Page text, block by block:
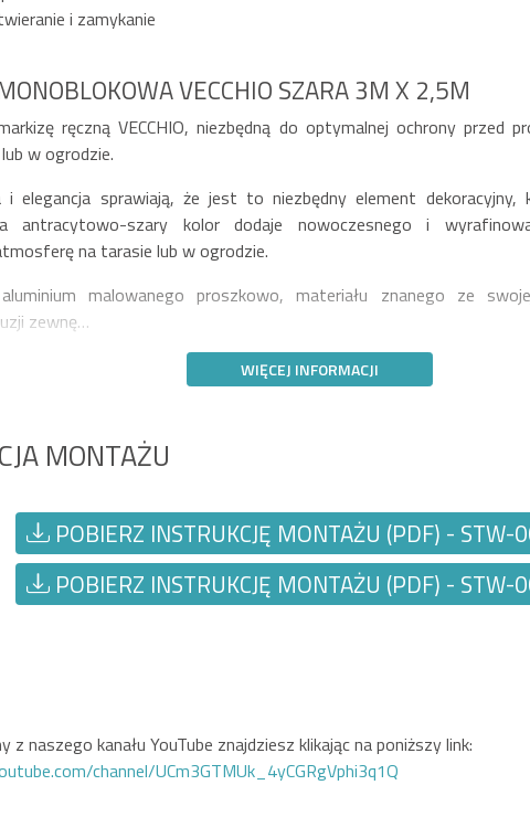
i zamykanie
VECCHIO SZARA 3M X 2,5M
ręczną VECCHIO, niezbędną do optymalnej ochrony przed
w ogrodzie.
elegancja sprawiają, że jest to niezbędny element dekoracyjny,
antracytowo-szary kolor dodaje nowoczesnego i
na tarasie lub w ogrodzie.
malowanego proszkowo, materiału znanego ze
zewnę…
WIĘCEJ INFORMACJI
MONTAŻU
POBIERZ INSTRUKCJĘ MONTAŻU (PDF) -
POBIERZ INSTRUKCJĘ MONTAŻU (PDF) -
naszego kanału YouTube znajdziesz klikając na poniższy link:
channel/UCm3GTMUk_4yCGRgVphi3q1Q